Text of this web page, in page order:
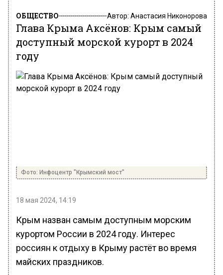
ОБЩЕСТВО Автор: Анастасия Никонорова
Глава Крыма Аксёнов: Крым самый
доступный морской курорт в 2024
году
Фото: Инфоцентр "Крымский мост"
18 мая 2024, 14:19
Крым назван самым доступным морским
курортом России в 2024 году. Интерес
россиян к отдыху в Крыму растёт во время
майских праздников.